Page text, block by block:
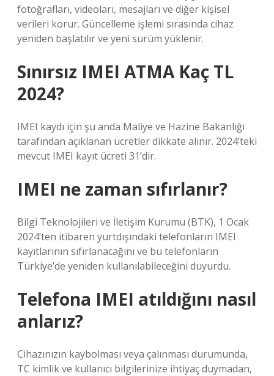
fotoğrafları, videoları, mesajları ve diğer kişisel
verileri korur. Güncelleme işlemi sırasında cihaz
yeniden başlatılır ve yeni sürüm yüklenir.
Sınırsız IMEI ATMA Kaç TL
2024?
IMEI kaydı için şu anda Maliye ve Hazine Bakanlığı
tarafından açıklanan ücretler dikkate alınır. 2024’teki
mevcut IMEI kayıt ücreti 31’dir.
IMEI ne zaman sıfırlanır?
Bilgi Teknolojileri ve İletişim Kurumu (BTK), 1 Ocak
2024’ten itibaren yurtdışındaki telefonların IMEI
kayıtlarının sıfırlanacağını ve bu telefonların
Türkiye’de yeniden kullanılabileceğini duyurdu.
Telefona IMEI atıldığını nasıl
anlarız?
Cihazınızın kaybolması veya çalınması durumunda,
TC kimlik ve kullanıcı bilgilerinize ihtiyaç duymadan,